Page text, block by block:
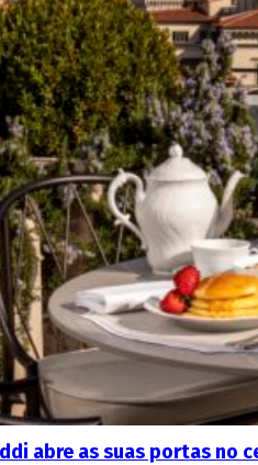
abre as suas portas no